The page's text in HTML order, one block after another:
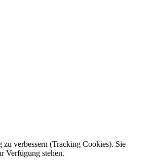
verbessern (Tracking Cookies). Sie
Verfügung stehen.